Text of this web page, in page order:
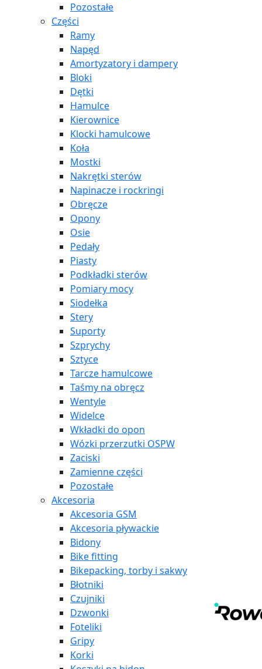
Pozostałe
Części
Ramy
Napęd
Amortyzatory i dampery
Bloki
Dętki
Hamulce
Kierownice
Klocki hamulcowe
Koła
Mostki
Nakrętki sterów
Napinacze i rockringi
Obręcze
Opony
Osie
Pedały
Piasty
Podkładki sterów
Pomiary mocy
Siodełka
Stery
Suporty
Szprychy
Sztyce
Tarcze hamulcowe
Taśmy na obręcz
Wentyle
Widelce
Wkładki do opon
Wózki przerzutki OSPW
Zaciski
Zamienne części
Pozostałe
Akcesoria
Akcesoria GSM
Akcesoria pływackie
Bidony
Bike fitting
Bikepacking, torby i sakwy
Błotniki
Czujniki
Dzwonki
Foteliki
Gripy
Korki